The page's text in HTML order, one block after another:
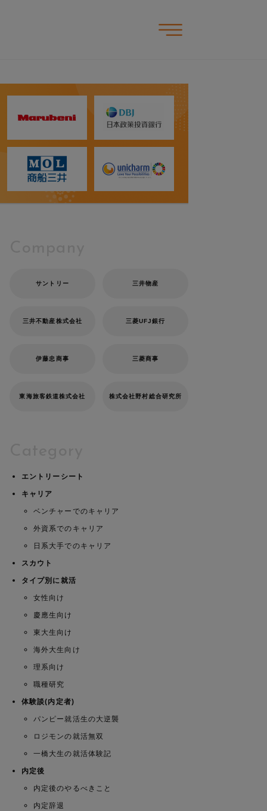
サントリー 三井物産
三井不動産株式会社 三菱UFJ銀行
伊藤忠商事 三菱商事
東海旅客鉄道株式会社 株式会社野村総合研究所
エントリーシート
キャリア
ベンチャーでのキャリア
外資系でのキャリア
日系大手でのキャリア
スカウト
タイプ別に就活
女性向け
慶應生向け
東大生向け
海外大生向け
理系向け
職種研究
体験談(内定者)
パンピー就活生の大逆襲
ロジモンの就活無双
一橋大生の就活体験記
内定後
内定後のやるべきこと
内定辞退